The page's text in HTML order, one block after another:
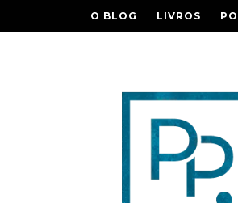
O BLOG LIVROS